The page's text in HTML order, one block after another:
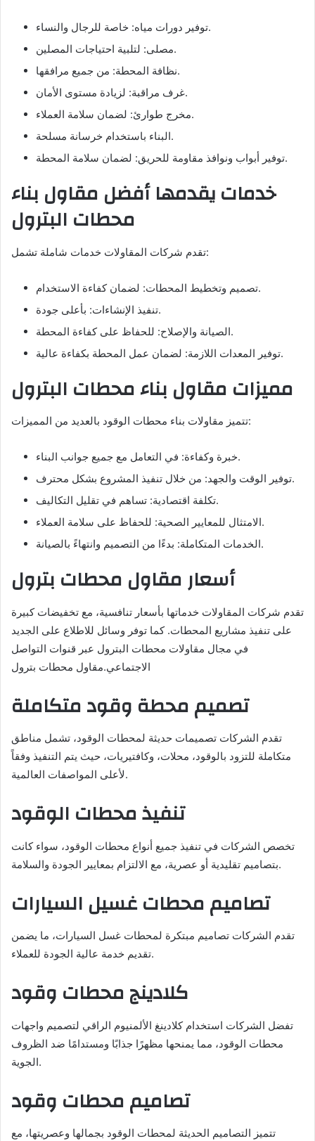
توفير دورات مياه: خاصة للرجال والنساء.
مصلى: لتلبية احتياجات المصلين.
نظافة المحطة: من جميع مرافقها.
غرف مراقبة: لزيادة مستوى الأمان.
مخرج طوارئ: لضمان سلامة العملاء.
البناء باستخدام خرسانة مسلحة.
توفير أبواب ونوافذ مقاومة للحريق: لضمان سلامة المحطة.
خدمات يقدمها أفضل مقاول بناء
محطات البترول
تقدم شركات المقاولات خدمات شاملة تشمل:
تصميم وتخطيط المحطات: لضمان كفاءة الاستخدام.
تنفيذ الإنشاءات: بأعلى جودة.
الصيانة والإصلاح: للحفاظ على كفاءة المحطة.
توفير المعدات اللازمة: لضمان عمل المحطة بكفاءة عالية.
مميزات مقاول بناء محطات البترول
تتميز مقاولات بناء محطات الوقود بالعديد من المميزات:
خبرة وكفاءة: في التعامل مع جميع جوانب البناء.
توفير الوقت والجهد: من خلال تنفيذ المشروع بشكل محترف.
تكلفة اقتصادية: تساهم في تقليل التكاليف.
الامتثال للمعايير الصحية: للحفاظ على سلامة العملاء.
الخدمات المتكاملة: بدءًا من التصميم وانتهاءً بالصيانة.
أسعار مقاول محطات بترول
تقدم شركات المقاولات خدماتها بأسعار تنافسية، مع تخفيضات كبيرة
على تنفيذ مشاريع المحطات. كما توفر وسائل للاطلاع على الجديد
في مجال مقاولات محطات البترول عبر قنوات التواصل
الاجتماعي.مقاول محطات بترول
تصميم محطة وقود متكاملة
تقدم الشركات تصميمات حديثة لمحطات الوقود، تشمل مناطق
متكاملة للتزود بالوقود، محلات، وكافتيريات، حيث يتم التنفيذ وفقاً
لأعلى المواصفات العالمية.
تنفيذ محطات الوقود
تخصص الشركات في تنفيذ جميع أنواع محطات الوقود، سواء كانت
بتصاميم تقليدية أو عصرية، مع الالتزام بمعايير الجودة والسلامة.
تصاميم محطات غسيل السيارات
تقدم الشركات تصاميم مبتكرة لمحطات غسل السيارات، ما يضمن
تقديم خدمة عالية الجودة للعملاء.
كلادينج محطات وقود
تفضل الشركات استخدام كلادينغ الألمنيوم الراقي لتصميم واجهات
محطات الوقود، مما يمنحها مظهرًا جذابًا ومستدامًا ضد الظروف
الجوية.
تصاميم محطات وقود
تتميز التصاميم الحديثة لمحطات الوقود بجمالها وعصريتها، مع